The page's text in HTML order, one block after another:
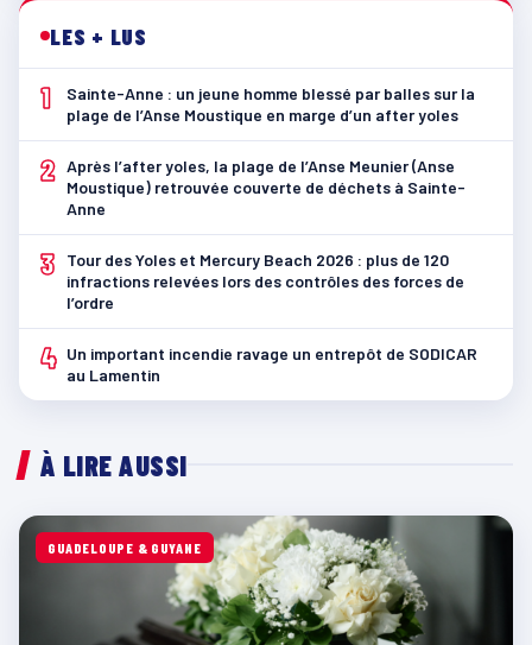
LES + LUS
1
Sainte-Anne : un jeune homme blessé par balles sur la
plage de l’Anse Moustique en marge d’un after yoles
2 Après l’after yoles, la plage de l’Anse Meunier (Anse
Moustique) retrouvée couverte de déchets à Sainte-
Anne
3
Tour des Yoles et Mercury Beach 2026 : plus de 120
infractions relevées lors des contrôles des forces de
l’ordre
4 Un important incendie ravage un entrepôt de SODICAR
au Lamentin
À LIRE AUSSI
GUADELOUPE & GUYANE